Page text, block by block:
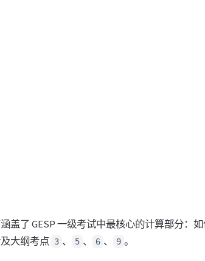
盖了 GESP 一级考试中最核心的计算部分：
大纲考点
3 、 5 、 6 、 9 。